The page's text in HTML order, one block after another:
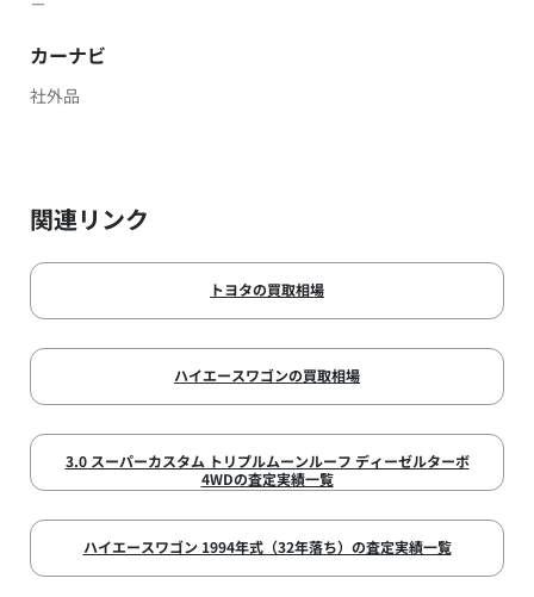
カーナビ
社外品
関連リンク
トヨタの買取相場
ハイエースワゴンの買取相場
3.0 スーパーカスタム トリプルムーンルーフ ディーゼルターボ
4WDの査定実績一覧
ハイエースワゴン 1994年式（32年落ち）の査定実績一覧